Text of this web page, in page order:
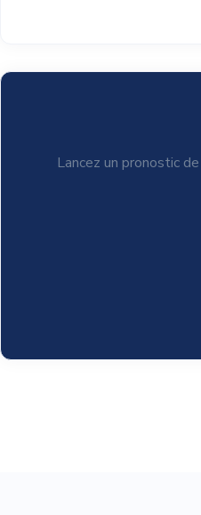
Lancez un pronostic